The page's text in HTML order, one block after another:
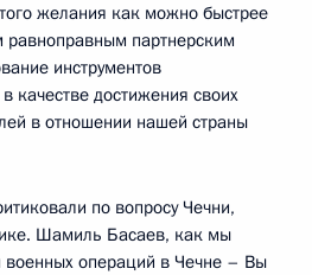
желания как можно быстрее
партнерским
инструментов
качестве достижения своих
в отношении нашей страны
по вопросу Чечни,
Шамиль Басаев, как мы
военных операций в Чечне – Вы